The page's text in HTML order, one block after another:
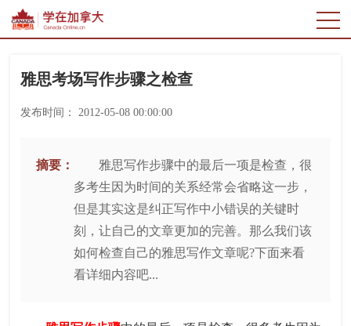
雅思考场写作步骤之检查
发布时间： 2012-05-08 00:00:00
摘要：
雅思写作步骤中的最后一项是检查，很
多考生因为时间的关系经常会省略这一步，
但是其实这是纠正写作中小错误的关键时
刻，让自己的文章更加的完善。那么我们该
如何检查自己的雅思写作文章呢?下面来看
看详细内容吧...